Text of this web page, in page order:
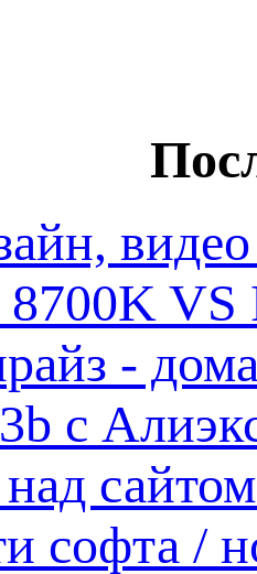
VS
-
с
софта /